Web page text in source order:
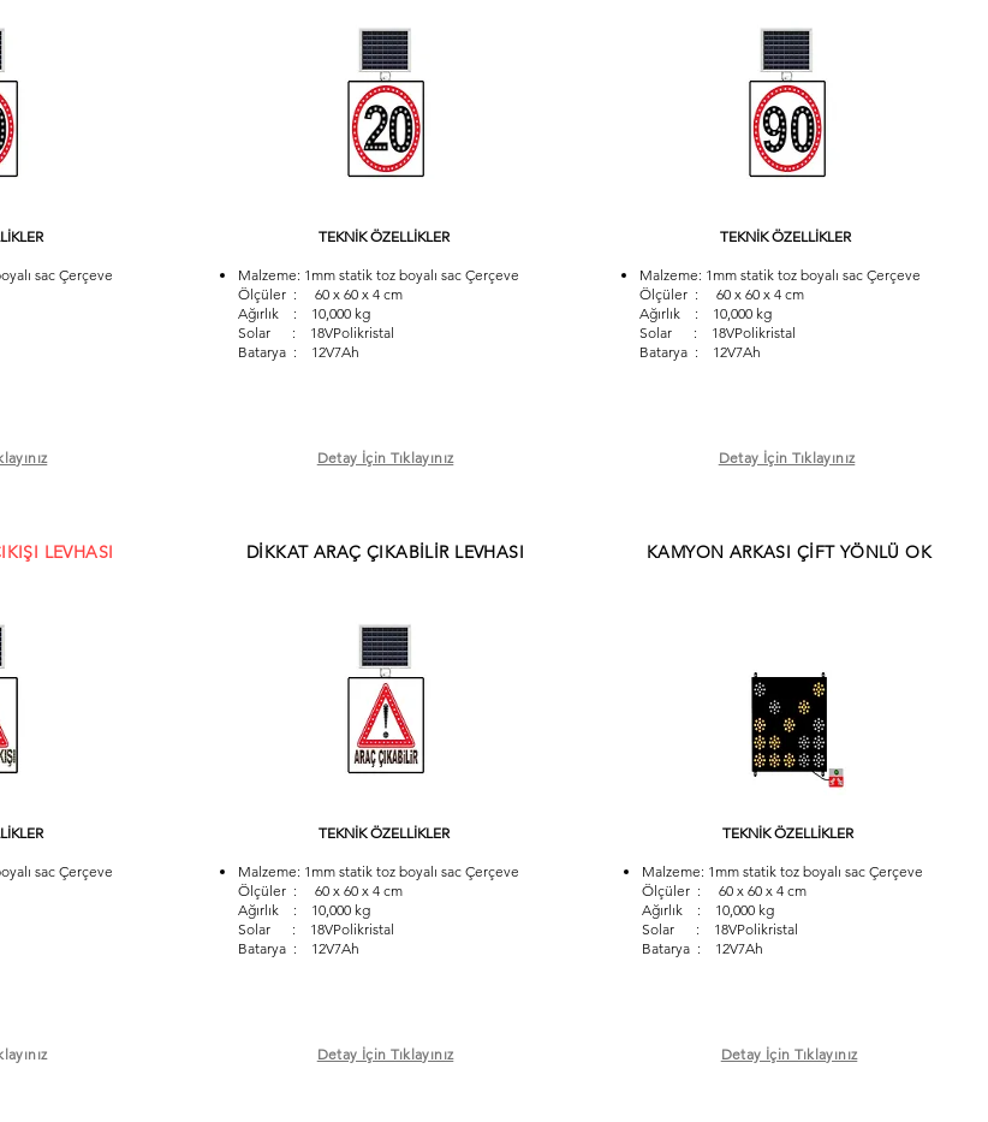
sac Çerçeve
TEKNİK ÖZELLİKLER
Malzeme: 1mm statik toz boyalı sac Çerçeve
Ölçüler : 60 x 60 x 4 cm
Ağırlık : 10,000 kg
Solar : 18VPolikristal
Batarya : 12V7Ah
Detay İçin Tıklayınız
TEKNİK ÖZELLİKLER
Malzeme: 1mm statik toz boyalı sac Çerçeve
Ölçüler : 60 x 60 x 4 cm
Ağırlık : 10,000 kg
Solar : 18VPolikristal
Batarya : 12V7Ah
Detay İçin Tıklayınız
LEVHASI
sac Çerçeve
DİKKAT ARAÇ ÇIKABİLİR LEVHASI
TEKNİK ÖZELLİKLER
Malzeme: 1mm statik toz boyalı sac Çerçeve
Ölçüler : 60 x 60 x 4 cm
Ağırlık : 10,000 kg
Solar : 18VPolikristal
Batarya : 12V7Ah
Detay İçin Tıklayınız
KAMYON ARKASI ÇİFT YÖNLÜ OK
TEKNİK ÖZELLİKLER
Malzeme: 1mm statik toz boyalı sac Çerçeve
Ölçüler : 60 x 60 x 4 cm
Ağırlık : 10,000 kg
Solar : 18VPolikristal
Batarya : 12V7Ah
Detay İçin Tıklayınız